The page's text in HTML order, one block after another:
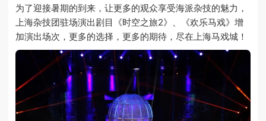
为了迎接暑期的到来，让更多的观众享受海派杂技的魅力，
上海杂技团驻场演出剧目《时空之旅2》、《欢乐马戏》增
加演出场次，更多的选择，更多的期待，尽在上海马戏城！